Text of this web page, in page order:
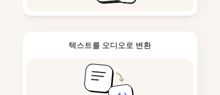
텍스트를 오디오로 변환